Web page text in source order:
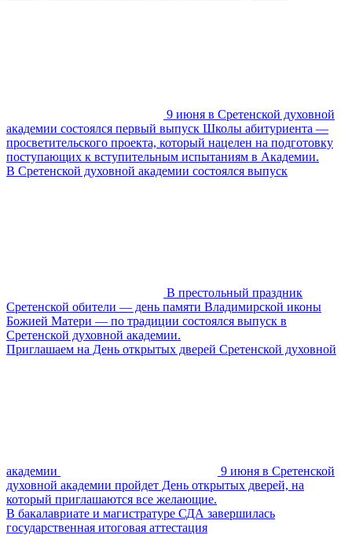
9 июня в Сретенской духовной
академии состоялся первый выпуск Школы абитуриента —
просветительского проекта, который нацелен на подготовку
поступающих к вступительным испытаниям в Академии.
В Сретенской духовной академии состоялся выпуск
В престольный праздник
Сретенской обители — день памяти Владимирской иконы
Божией Матери — по традиции состоялся выпуск в
Сретенской духовной академии.
Приглашаем на День открытых дверей Сретенской духовной
академии
9 июня в Сретенской
духовной академии пройдет День открытых дверей, на
который приглашаются все желающие.
В бакалавриате и магистратуре СДА завершилась
государственная итоговая аттестация